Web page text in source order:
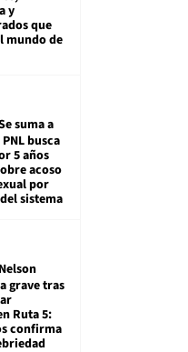
y
que
mundo de
suma a
busca
5 años
acoso
por
sistema
Nelson
grave tras
Ruta 5:
confirma